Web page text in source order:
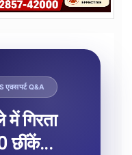
एक्सपर्ट Q&A
गिरता
छींकें...